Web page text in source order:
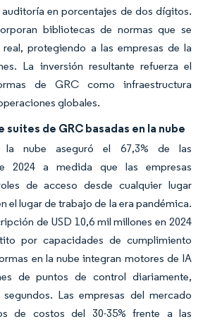
en porcentajes de dos dígitos.
bibliotecas de normas que se
protegiendo a las empresas de la
La inversión resultante refuerza el
de GRC como infraestructura
globales.
suites de GRC basadas en la nube
la nube aseguró el 67,3% de las
2024 a medida que las empresas
de acceso desde cualquier lugar
el lugar de trabajo de la era pandémica.
de USD 10,6 mil millones en 2024
por capacidades de cumplimiento
en la nube integran motores de IA
de puntos de control diariamente,
Las empresas del mercado
de costos del 30-35% frente a las